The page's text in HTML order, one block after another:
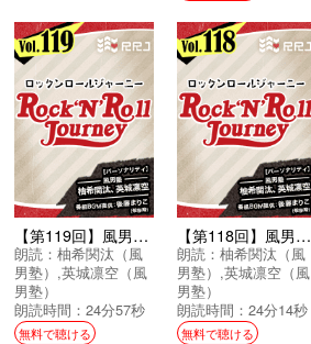
【第119回】風男塾のRock’N’Roll Journey
朗読：柚希関汰（風
男塾） ,英城凛空（風
男塾）
朗読時間：24分57秒
無料で聴ける
【第118回】風男塾のRock’N’Roll Journey
朗読： 柚希関汰（風
男塾） ,英城凛空（風
男塾）
朗読時間：24分14秒
無料で聴ける